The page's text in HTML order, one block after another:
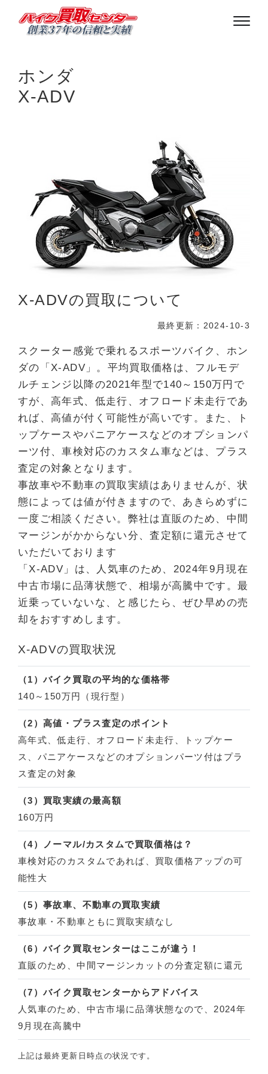
ホンダ
X-ADV
X-ADVの買取について
最終更新：2024-10-3
スクーター感覚で乗れるスポーツバイク、ホン
ダの「X-ADV」。平均買取価格は、フルモデ
ルチェンジ以降の2021年型で140～150万円で
すが、高年式、低走行、オフロード未走行であ
れば、高値が付く可能性が高いです。また、ト
ップケースやパニアケースなどのオプションパ
ーツ付、車検対応のカスタム車などは、プラス
査定の対象となります。
事故車や不動車の買取実績はありませんが、状
態によっては値が付きますので、あきらめずに
一度ご相談ください。弊社は直販のため、中間
マージンがかからない分、査定額に還元させて
いただいております
「X-ADV」は、人気車のため、2024年9月現在
中古市場に品薄状態で、相場が高騰中です。最
近乗っていないな、と感じたら、ぜひ早めの売
却をおすすめします。
X-ADVの買取状況
（1）バイク買取の平均的な価格帯
140～150万円（現行型）
（2）高値・プラス査定のポイント
高年式、低走行、オフロード未走行、トップケー
ス、パニアケースなどのオプションパーツ付はプラ
ス査定の対象
（3）買取実績の最高額
160万円
（4）ノーマル/カスタムで買取価格は？
車検対応のカスタムであれば、買取価格アップの可
能性大
（5）事故車、不動車の買取実績
事故車・不動車ともに買取実績なし
（6）バイク買取センターはここが違う！
直販のため、中間マージンカットの分査定額に還元
（7）バイク買取センターからアドバイス
人気車のため、中古市場に品薄状態なので、2024年
9月現在高騰中
上記は最終更新日時点の状況です。